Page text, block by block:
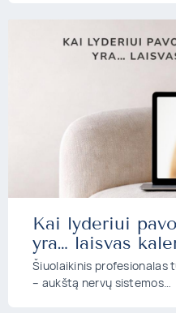
Kai lyderiui
yra… laisvas
Šiuolaikinis profesionalas
– aukštą nervų sistemos…